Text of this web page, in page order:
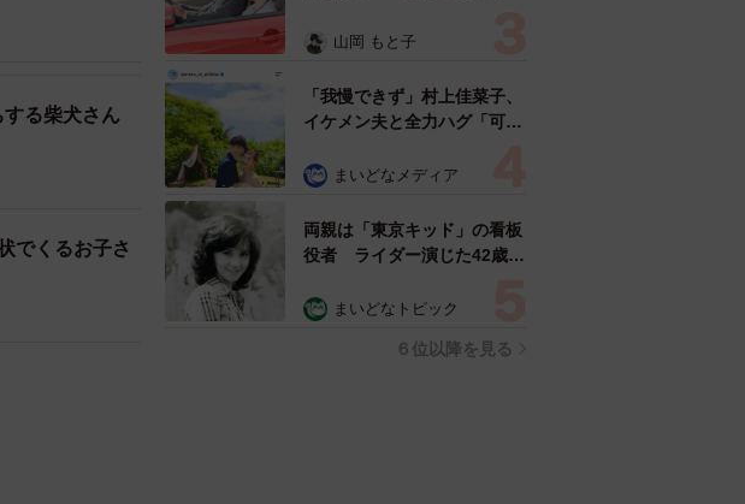
する柴犬さん
でくるお子さ
憩まで分刻み… 「大学生で
山岡 もと子
「我慢できず」村上佳菜子、
イケメン夫と全力ハグ「可愛
まいどなメディア
両親は「東京キッド」の看板
役者 ライダー演じた42歳元
ングフォト」計画を明言
まいどなトピック
６位以降を見る